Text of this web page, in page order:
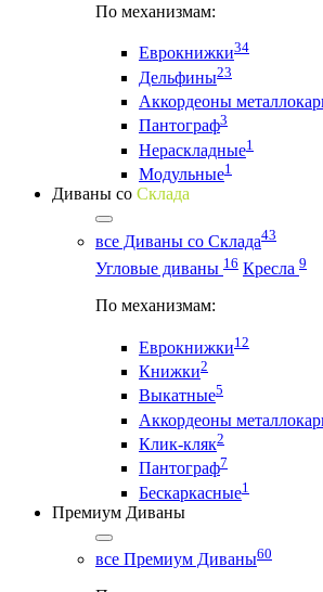
По механизмам:
Еврокнижки34
Дельфины23
Аккордеоны
Пантограф3
Нераскладные1
Модульные1
Диваны со Склада
все Диваны со Склада43
Угловые диваны 16 Кресла 9
По механизмам:
Еврокнижки12
Книжки2
Выкатные5
Аккордеоны
Клик-кляк2
Пантограф7
Бескаркасные1
Премиум Диваны
все Премиум Диваны60